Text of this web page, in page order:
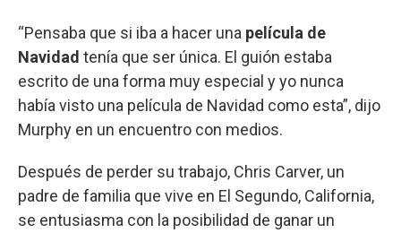
“Pensaba que si iba a hacer una película de
Navidad tenía que ser única. El guión estaba
escrito de una forma muy especial y yo nunca
había visto una película de Navidad como esta”, dijo
Murphy en un encuentro con medios.
Después de perder su trabajo, Chris Carver, un
padre de familia que vive en El Segundo, California,
se entusiasma con la posibilidad de ganar un